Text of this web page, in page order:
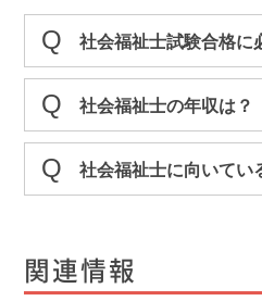
社会福祉士試験合格に
社会福祉士の年収は？
社会福祉士に向いてい
関連情報